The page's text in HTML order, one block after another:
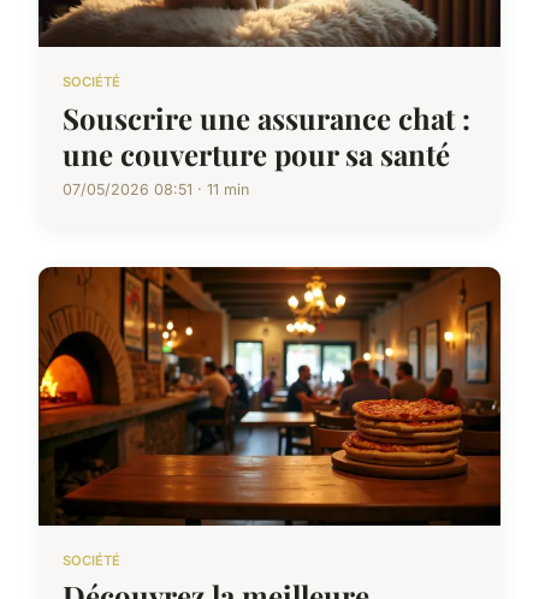
SOCIÉTÉ
Souscrire une assurance chat :
une couverture pour sa santé
07/05/2026 08:51 · 11 min
SOCIÉTÉ